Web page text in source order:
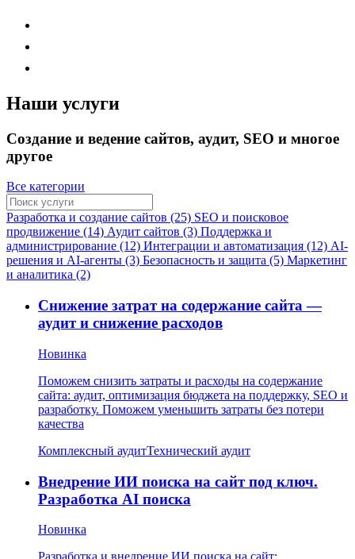
Наши услуги
Создание и ведение сайтов, аудит, SEO и многое
другое
Все категории
Разработка и создание сайтов (25) SEO и поисковое
продвижение (14) Аудит сайтов (3) Поддержка и
администрирование (12) Интеграции и автоматизация (12) AI-
решения и AI-агенты (3) Безопасность и защита (5) Маркетинг
и аналитика (2)
Снижение затрат на содержание сайта —
аудит и снижение расходов
Новинка
Поможем снизить затраты и расходы на содержание
сайта: аудит, оптимизация бюджета на поддержку, SEO и
разработку. Поможем уменьшить затраты без потери
качества
Комплексный аудитТехнический аудит
Внедрение ИИ поиска на сайт под ключ.
Разработка AI поиска
Новинка